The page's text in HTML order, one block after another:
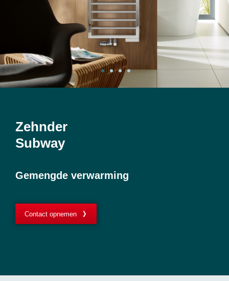
Zehnder
Subway
Gemengde verwarming
Contact opnemen